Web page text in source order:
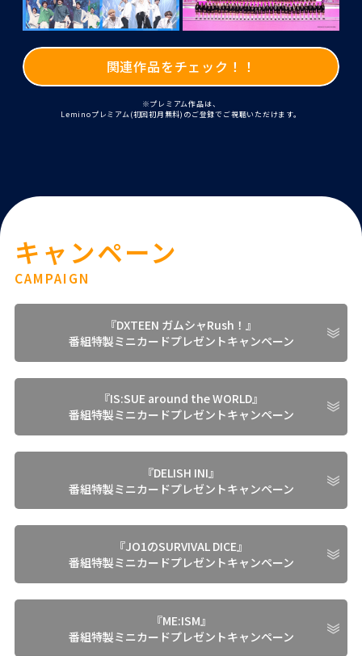
関連作品をチェック！！
※プレミアム作品は、
Leminoプレミアム(初回初月無料)のご登録でご視聴いただけます。
キャンペーン
CAMPAIGN
『DXTEEN ガムシャRush！』
番組特製ミニカードプレゼントキャンペーン
『IS:SUE around the WORLD』
番組特製ミニカードプレゼントキャンペーン
『DELISH INI』
番組特製ミニカードプレゼントキャンペーン
『JO1のSURVIVAL DICE』
番組特製ミニカードプレゼントキャンペーン
『ME:ISM』
番組特製ミニカードプレゼントキャンペーン